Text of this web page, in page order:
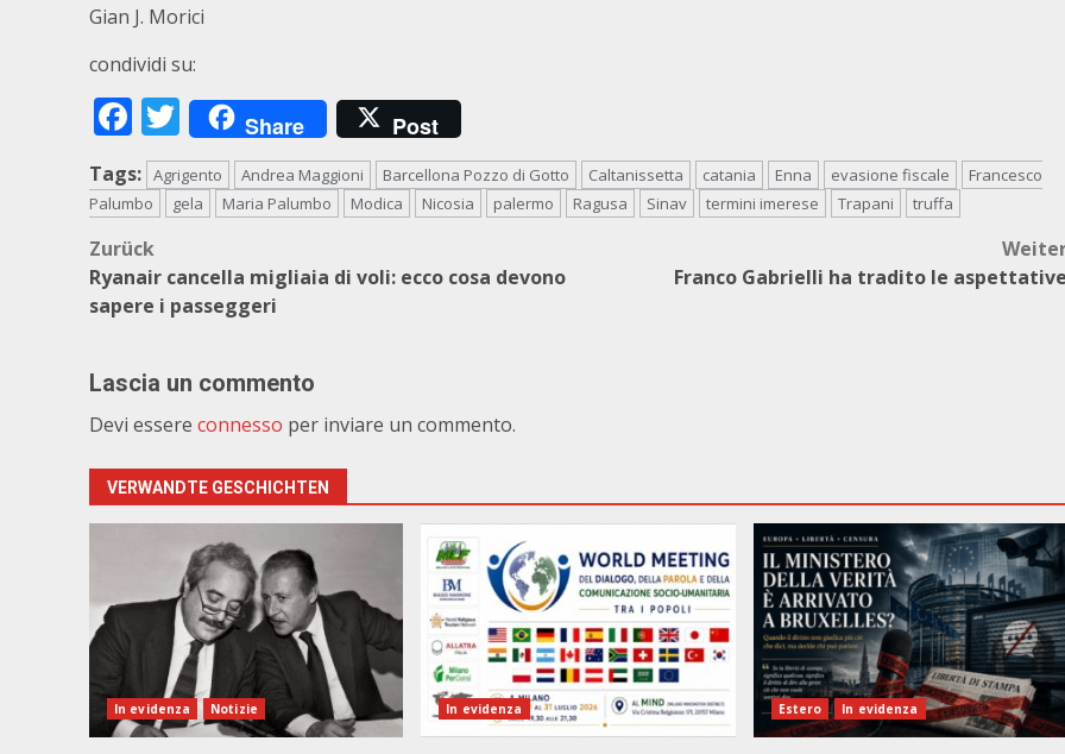
Gian J. Morici
condividi su:
Facebook
Twitter
Share Post
Tags: Agrigento Andrea Maggioni Barcellona Pozzo di Gotto Caltanissetta catania Enna evasione fiscale
Francesco
Palumbo
gela Maria Palumbo Modica Nicosia palermo Ragusa Sinav termini imerese Trapani truffa
Beitragsnavigation
Zurück
Ryanair cancella migliaia di voli: ecco cosa devono
sapere i passeggeri
Franco Gabrielli ha tradito le
Lascia un commento
Devi essere connesso per inviare un commento.
VERWANDTE GESCHICHTEN
In evidenza Notizie In evidenza Estero In evidenza